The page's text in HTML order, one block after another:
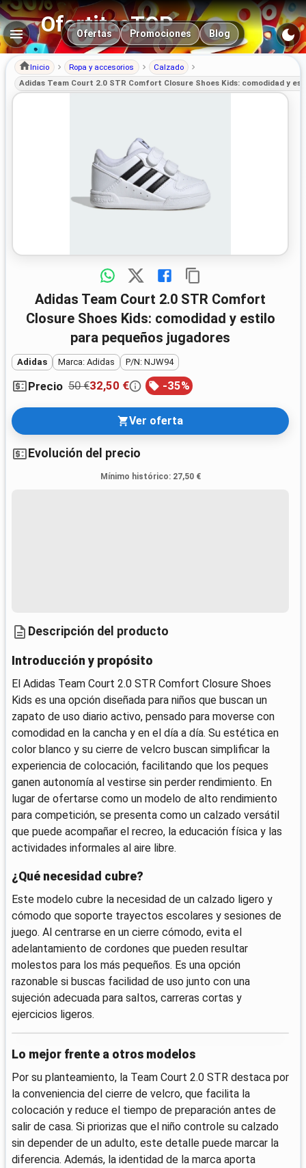
OfertitasTOP
Navegación principal
Ofertas Promociones Blog
Inicio Ropa y accesorios
Calzado
Adidas Team Court 2.0 STR Comfort Closure Shoes Kids: comodidad y
Adidas Team Court 2.0 STR Comfort
Closure Shoes Kids: comodidad y estilo
para pequeños jugadores
Adidas Marca: Adidas P/N: NJW94
Precio 50 €32,50 € -35%
Ver oferta
Evolución del precio
Mínimo histórico: 27,50 €
Descripción del producto
Introducción y propósito
El Adidas Team Court 2.0 STR Comfort Closure Shoes
Kids es una opción diseñada para niños que buscan un
zapato de uso diario activo, pensado para moverse con
comodidad en la cancha y en el día a día. Su estética en
color blanco y su cierre de velcro buscan simplificar la
experiencia de colocación, facilitando que los peques
ganen autonomía al vestirse sin perder rendimiento. En
lugar de ofertarse como un modelo de alto rendimiento
para competición, se presenta como un calzado versátil
que puede acompañar el recreo, la educación física y las
actividades informales al aire libre.
¿Qué necesidad cubre?
Este modelo cubre la necesidad de un calzado ligero y
cómodo que soporte trayectos escolares y sesiones de
juego. Al centrarse en un cierre cómodo, evita el
adelantamiento de cordones que pueden resultar
molestos para los más pequeños. Es una opción
razonable si buscas facilidad de uso junto con una
sujeción adecuada para saltos, carreras cortas y
ejercicios ligeros.
Lo mejor frente a otros modelos
Por su planteamiento, la Team Court 2.0 STR destaca por
la conveniencia del cierre de velcro, que facilita la
colocación y reduce el tiempo de preparación antes de
salir de casa. Si priorizas que el niño controle su calzado
sin depender de un adulto, este detalle puede marcar la
diferencia. Además, la identidad de la marca aporta